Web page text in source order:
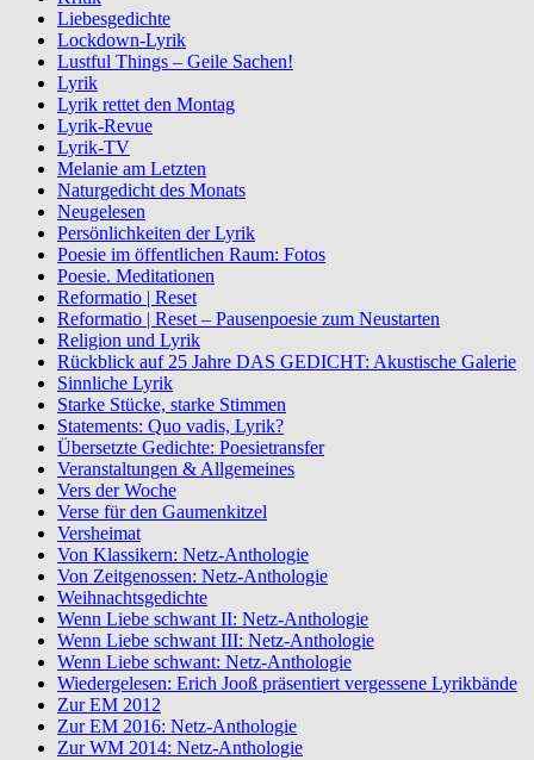
Liebesgedichte
Lockdown-Lyrik
Lustful Things – Geile Sachen!
Lyrik
Lyrik rettet den Montag
Lyrik-Revue
Lyrik-TV
Melanie am Letzten
Naturgedicht des Monats
Neugelesen
Persönlichkeiten der Lyrik
Poesie im öffentlichen Raum: Fotos
Poesie. Meditationen
Reformatio | Reset
Reformatio | Reset – Pausenpoesie zum Neustarten
Religion und Lyrik
Rückblick auf 25 Jahre DAS GEDICHT: Akustische Galerie
Sinnliche Lyrik
Starke Stücke, starke Stimmen
Statements: Quo vadis, Lyrik?
Übersetzte Gedichte: Poesietransfer
Veranstaltungen & Allgemeines
Vers der Woche
Verse für den Gaumenkitzel
Versheimat
Von Klassikern: Netz-Anthologie
Von Zeitgenossen: Netz-Anthologie
Weihnachtsgedichte
Wenn Liebe schwant II: Netz-Anthologie
Wenn Liebe schwant III: Netz-Anthologie
Wenn Liebe schwant: Netz-Anthologie
Wiedergelesen: Erich Jooß präsentiert vergessene Lyrikbände
Zur EM 2012
Zur EM 2016: Netz-Anthologie
Zur WM 2014: Netz-Anthologie